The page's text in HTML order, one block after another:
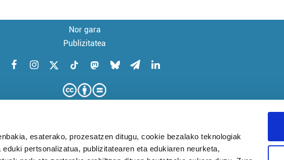
esaterako, prozesatzen ditugu, cookie bezalako teknologiak
pertsonalizatua, publizitatearen eta edukiaren neurketa,
Nor gara
Publizitatea
KUDEAKETA AURRERATUARI